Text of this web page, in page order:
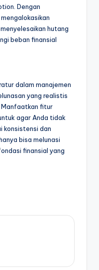
Dengan
hutang
beban finansial
dalam manajemen
yang realistis
fitur
agar Anda tidak
konsistensi dan
bisa melunasi
finansial yang